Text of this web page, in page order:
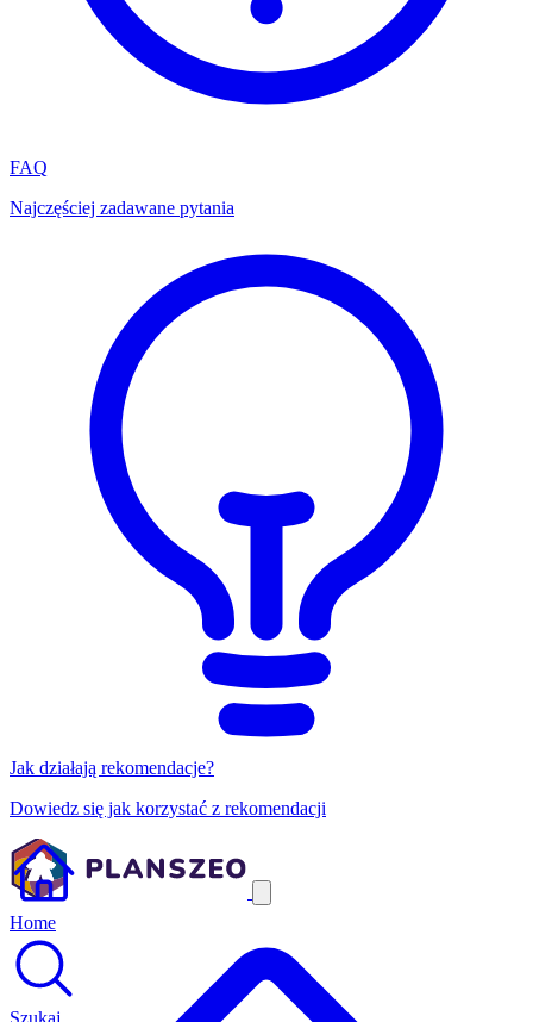
FAQ
Najczęściej zadawane pytania
Jak działają rekomendacje?
Dowiedz się jak korzystać z rekomendacji
Home
Szukaj